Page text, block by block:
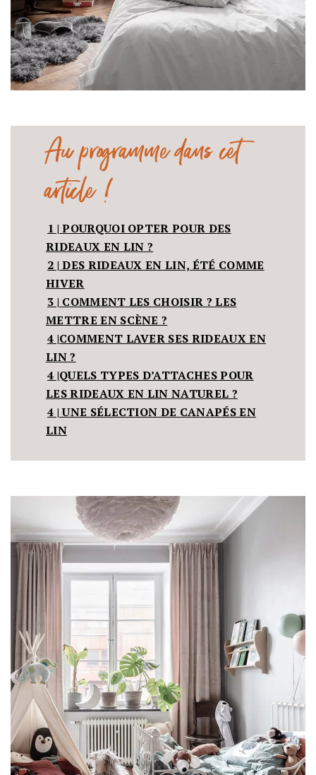
Au programme dans cet
article !
1 | POURQUOI OPTER POUR DES
RIDEAUX EN LIN ?
2 | DES RIDEAUX EN LIN, ÉTÉ COMME
HIVER
3 | COMMENT LES CHOISIR ? LES
METTRE EN SCÈNE ?
4 |COMMENT LAVER SES RIDEAUX EN
LIN ?
4 |QUELS TYPES D’ATTACHES POUR
LES RIDEAUX EN LIN NATUREL ?
4 |UNE SÉLECTION DE CANAPÉS EN
LIN